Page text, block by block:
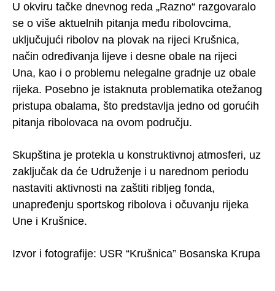
U okviru tačke dnevnog reda „Razno“ razgovaralo
se o više aktuelnih pitanja među ribolovcima,
uključujući ribolov na plovak na rijeci Krušnica,
način određivanja lijeve i desne obale na rijeci
Una, kao i o problemu nelegalne gradnje uz obale
rijeka. Posebno je istaknuta problematika otežanog
pristupa obalama, što predstavlja jedno od gorućih
pitanja ribolovaca na ovom području.
Skupština je protekla u konstruktivnoj atmosferi, uz
zaključak da će Udruženje i u narednom periodu
nastaviti aktivnosti na zaštiti ribljeg fonda,
unapređenju sportskog ribolova i očuvanju rijeka
Une i Krušnice.
Izvor i fotografije: USR “Krušnica” Bosanska Krupa